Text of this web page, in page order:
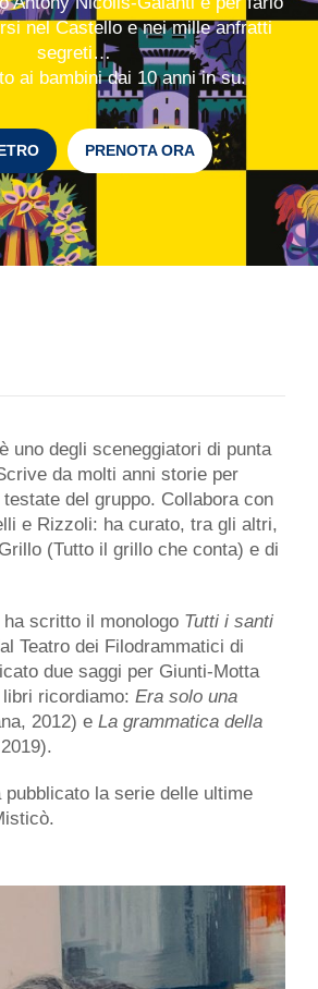
nel Castello e nei mille anfratti
segreti…
ai bambini dai 10 anni in su.
PRENOTA ORA
uno degli sceneggiatori di punta
da molti anni storie per
testate del gruppo. Collabora con
e Rizzoli: ha curato, tra gli altri,
(Tutto il grillo che conta) e di
ha scritto il monologo Tutti i santi
Teatro dei Filodrammatici di
due saggi per Giunti-Motta
ricordiamo: Era solo una
2012) e La grammatica della
pubblicato la serie delle ultime